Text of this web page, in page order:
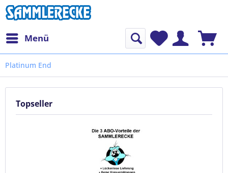
Menü
Platinum End
Topseller